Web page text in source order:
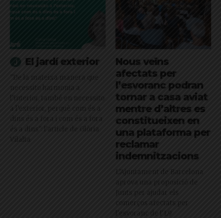
El jardí exterior
"De la mateixa manera que
necessito harmonia a
l’interior, també en necessito
a l’exterior, perquè com és a
dins és a fora i com és a fora
és a dins": l'article de Glòria
Vilalta
Nous veïns
afectats per
l’esvoranc podran
tornar a casa aviat
mentre d’altres es
constitueixen en
una plataforma per
reclamar
indemnitzacions
L’Ajuntament de Barcelona
aprova una proposició de
Junts per ajudar els
comerços afectats per
l'esvoranc de l'L9